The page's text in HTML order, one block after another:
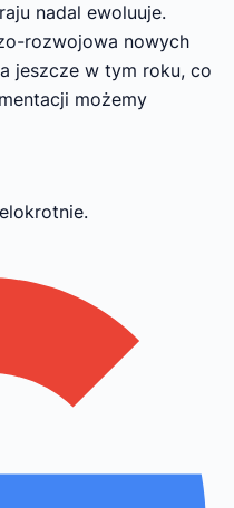
nadal ewoluuje.
rozwojowa nowych
jeszcze w tym roku, co
możemy